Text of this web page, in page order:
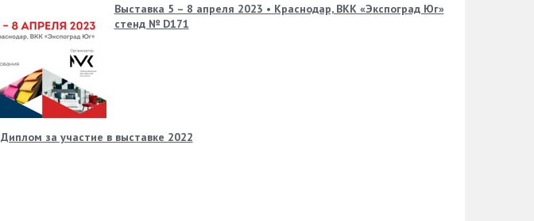
Выставка 5 – 8 апреля 2023 • Краснодар, ВКК «Экспоград Юг»
стенд № D171
Диплом за участие в выставке 2022